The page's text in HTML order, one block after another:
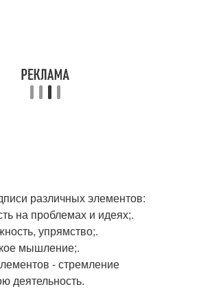
различных элементов:
на проблемах и идеях;.
упрямство;.
мышление;.
- стремление
деятельность.